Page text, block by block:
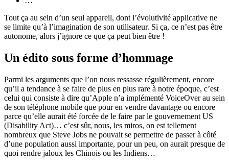
Tout ça au sein d’un seul appareil, dont l’évolutivité applicative ne
se limite qu’à l’imagination de son utilisateur. Si ça, ce n’est pas être
autonome, alors j’ignore ce que ça peut bien être !
Un édito sous forme d’hommage
Parmi les arguments que l’on nous ressasse régulièrement, encore
qu’il a tendance à se faire de plus en plus rare à notre époque, c’est
celui qui consiste à dire qu’Apple n’a implémenté VoiceOver au sein
de son téléphone mobile que pour en vendre davantage ou encore
parce qu’elle aurait été forcée de le faire par le gouvernement US
(Disability Act)… c’est sûr, nous, les miros, on est tellement
nombreux que Steve Jobs ne pouvait se permettre de passer à côté
d’une population aussi importante, pour un peu, on aurait presque de
quoi rendre jaloux les Chinois ou les Indiens…